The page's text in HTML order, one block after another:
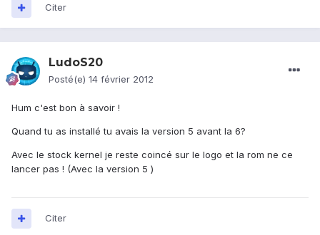
Citer
LudoS20
Posté(e) 14 février 2012
Hum c'est bon à savoir !
Quand tu as installé tu avais la version 5 avant la 6?
Avec le stock kernel je reste coincé sur le logo et la rom ne ce
lancer pas ! (Avec la version 5 )
Citer